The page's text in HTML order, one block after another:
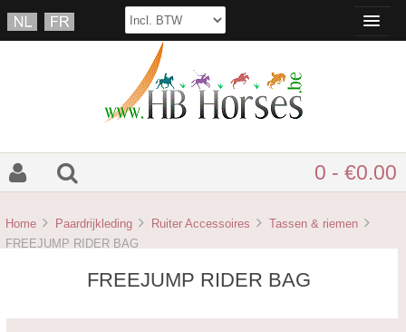
0 - €0.00
Home Paardrijkleding Ruiter Accessoires
Tassen & riemen
FREEJUMP RIDER BAG
FREEJUMP RIDER BAG